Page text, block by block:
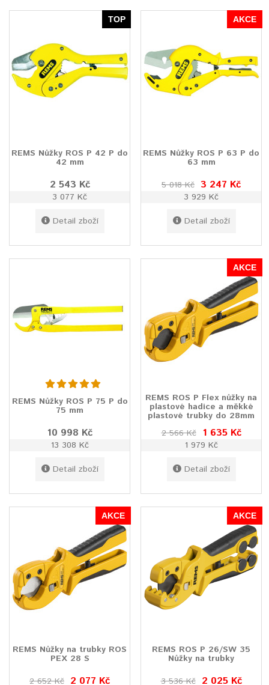
TOP
REMS Nůžky ROS P 42 P do
42 mm
2 543 Kč
3 077 Kč
Detail zboží
AKCE
REMS Nůžky ROS P 63 P do
63 mm
5 018 Kč 3 247 Kč
3 929 Kč
Detail zboží
REMS Nůžky ROS P 75 P do
75 mm
10 998 Kč
13 308 Kč
Detail zboží
AKCE
REMS ROS P Flex nůžky na
plastové hadice a měkké
plastové trubky do 28mm
2 566 Kč 1 635 Kč
1 979 Kč
Detail zboží
AKCE
REMS Nůžky na trubky ROS
PEX 28 S
2 652 Kč 2 077 Kč
AKCE
REMS ROS P 26/SW 35
Nůžky na trubky
3 536 Kč 2 025 Kč